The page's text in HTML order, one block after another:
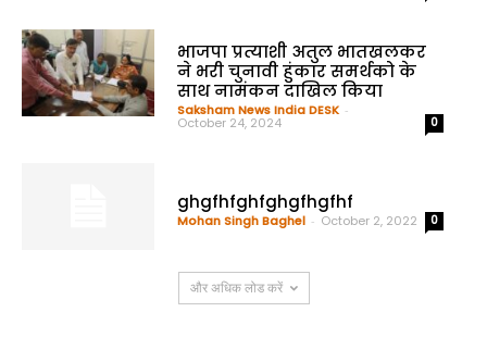
भाजपा प्रत्याशी अतुल भातखलकर
ने भरी चुनावी हुंकार समर्थको के
साथ नामंकन दाखिल किया
Saksham News India DESK -
October 24, 2024 0
ghgfhfghfghgfhgfhf
Mohan Singh Baghel - October 2, 2022 0
और अधिक लोड करें